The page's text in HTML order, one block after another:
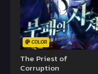
COLOR
The Priest of
Corruption